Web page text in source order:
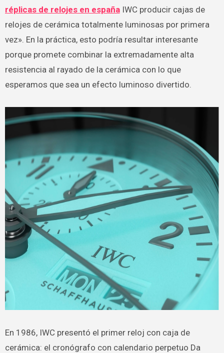
réplicas de relojes en españaIWC producir cajas de
relojes de cerámica totalmente luminosas por primera
vez». En la práctica, esto podría resultar interesante
porque promete combinar la extremadamente alta
resistencia al rayado de la cerámica con lo que
esperamos que sea un efecto luminoso divertido.
En 1986, IWC presentó el primer reloj con caja de
cerámica: el cronógrafo con calendario perpetuo Da